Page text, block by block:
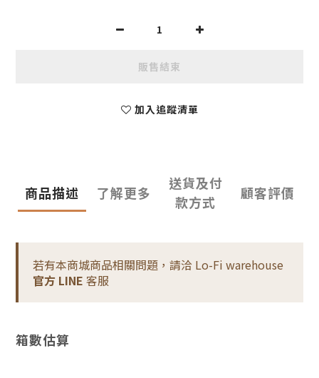
販售結束
加入追蹤清單
商品描述 了解更多
送貨及付
款方式
顧客評價
若有本商城商品相關問題，請洽 Lo-Fi warehouse
官方 LINE 客服
箱數估算